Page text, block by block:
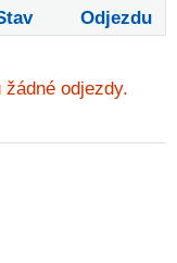
Odjezdu
odjezdy.